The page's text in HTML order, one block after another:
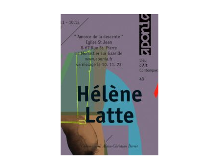
RECHERCHER
S'ABONNER
S'INSCRIRE À LA NEWSLETTER
FACEBOOKINSTAGRAMLINKEDINYOUTUBE